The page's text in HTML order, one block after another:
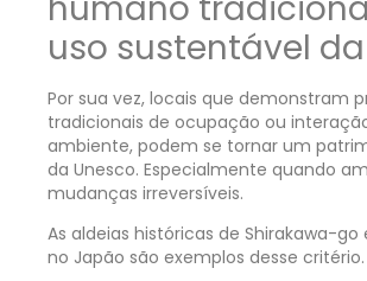
uso sustentável
Por sua vez, locais que demonstram
tradicionais de ocupação ou
ambiente, podem se tornar um
da Unesco. Especialmente quando
mudanças irreversíveis.
As aldeias históricas de Shirakawa-go
no Japão são exemplos desse critério.